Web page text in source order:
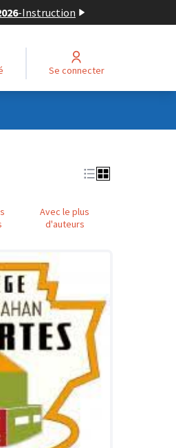
-Instruction
Se connecter
Avec le plus
d'auteurs